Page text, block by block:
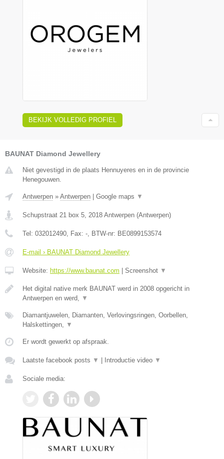
BEKIJK VOLLEDIG PROFIEL
BAUNAT Diamond Jewellery
Niet gevestigd in de plaats Hennuyeres en in de provincie
Henegouwen.
Antwerpen » Antwerpen Google maps ▼
Schupstraat 21 box 5 2018 Antwerpen (Antwerpen)
Tel: 032012490 , Fax: - , BTW-nr: BE0899153574
E-mail › BAUNAT Diamond Jewellery
Website: https://www.baunat.com Screenshot ▼
Het digital native merk BAUNAT werd in 2008 opgericht in
Antwerpen en werd,
▼
Diamantjuwelen, Diamanten, Verlovingsringen, Oorbellen,
Halskettingen,
▼
Er wordt gewerkt op afspraak.
Laatste facebook posts ▼ Introductie video ▼
Sociale media: